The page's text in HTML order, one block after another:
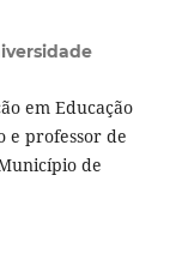
em Educação
e professor de
de